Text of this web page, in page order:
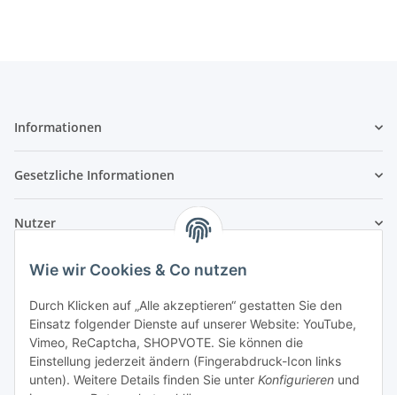
Wie wir Cookies & Co nutzen
Durch Klicken auf „Alle akzeptieren“ gestatten Sie den
Einsatz folgender Dienste auf unserer Website: YouTube,
Vimeo, ReCaptcha, SHOPVOTE. Sie können die
Einstellung jederzeit ändern (Fingerabdruck-Icon links
unten). Weitere Details finden Sie unter Konfigurieren und
Informationen
Gesetzliche Informationen
Nutzer